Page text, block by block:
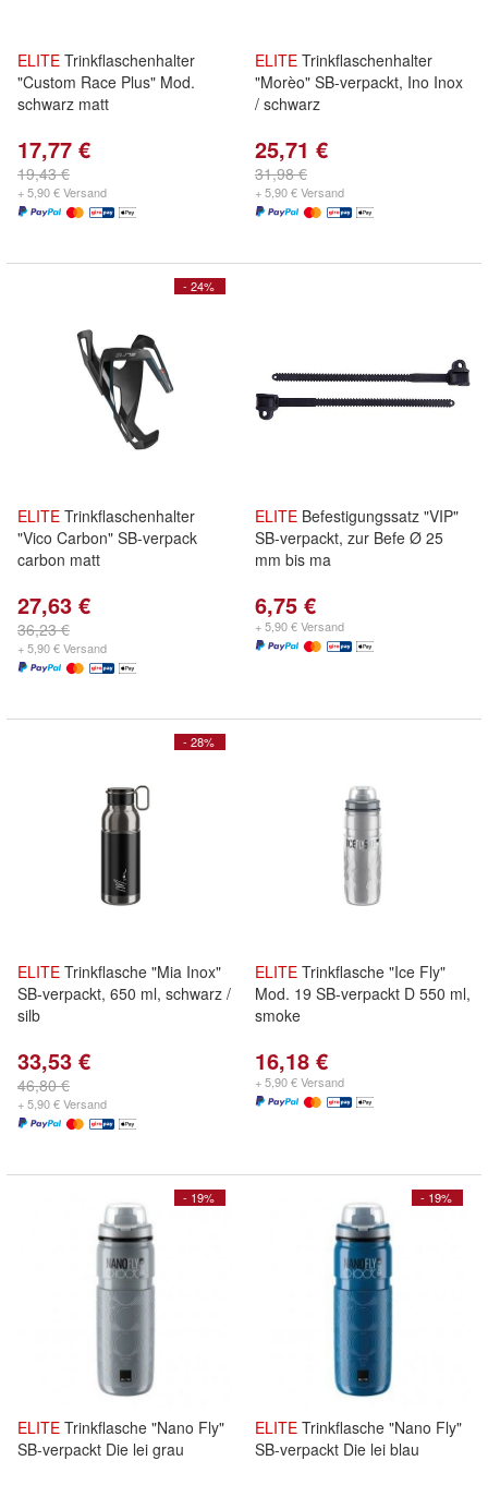
ELITE Trinkflaschenhalter
"Custom Race Plus" Mod.
schwarz matt
17,77 €
19,43 €
+ 5,90 € Versand
ELITE Trinkflaschenhalter
"Morèo" SB-verpackt, Ino Inox
/ schwarz
25,71 €
31,98 €
+ 5,90 € Versand
- 24%
ELITE Trinkflaschenhalter
"Vico Carbon" SB-verpack
carbon matt
27,63 €
36,23 €
+ 5,90 € Versand
ELITE Befestigungssatz "VIP"
SB-verpackt, zur Befe Ø 25
mm bis ma
6,75 €
+ 5,90 € Versand
- 28%
ELITE Trinkflasche "Mia Inox"
SB-verpackt, 650 ml, schwarz /
silb
33,53 €
46,80 €
+ 5,90 € Versand
ELITE Trinkflasche "Ice Fly"
Mod. 19 SB-verpackt D 550 ml,
smoke
16,18 €
+ 5,90 € Versand
- 19%
ELITE Trinkflasche "Nano Fly"
SB-verpackt Die lei grau
- 19%
ELITE Trinkflasche "Nano Fly"
SB-verpackt Die lei blau